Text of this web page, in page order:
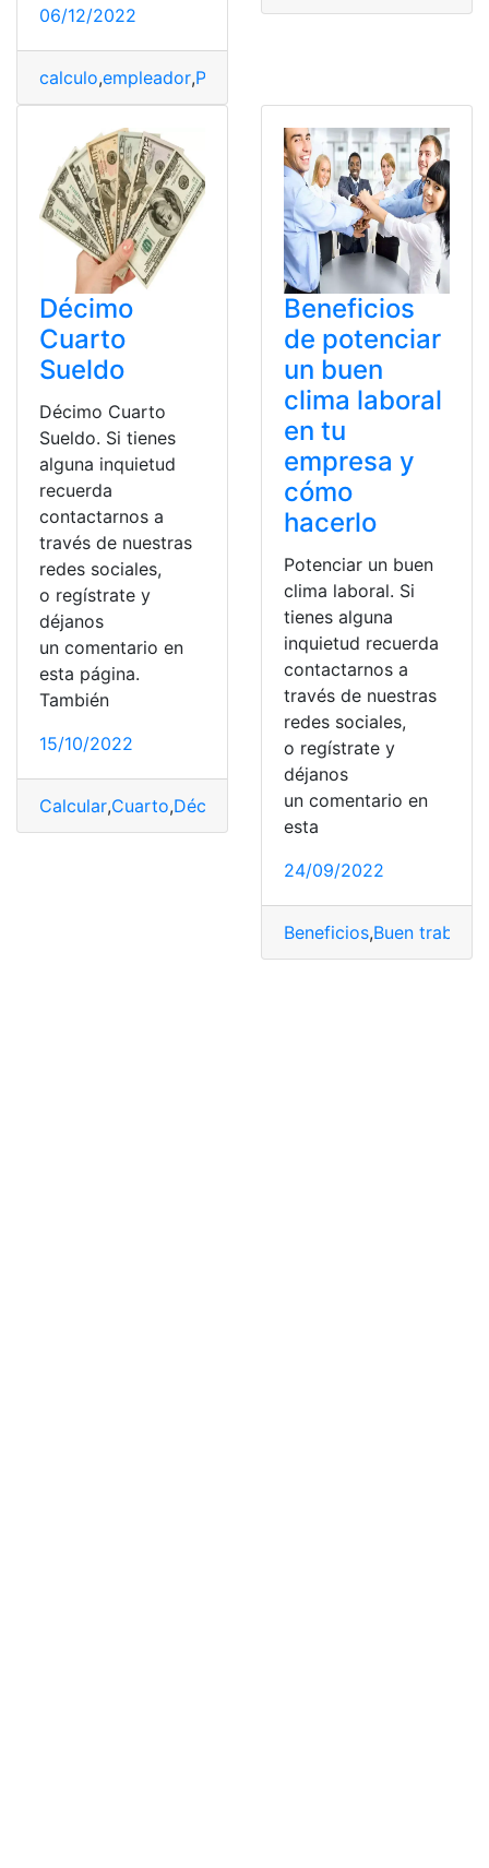
06/12/2022
calculo,empleador,Pagar
Décimo
Cuarto
Sueldo
Décimo Cuarto
Sueldo. Si tienes
alguna inquietud
recuerda
contactarnos a
través de nuestras
redes sociales,
o regístrate y
déjanos
un comentario en
esta página.
También
15/10/2022
Calcular,Cuarto,Décimo Ecuador,sueldo
Beneficios
de potenciar
un buen
clima laboral
en tu
empresa y
cómo
hacerlo
Potenciar un buen
clima laboral. Si
tienes alguna
inquietud recuerda
contactarnos a
través de nuestras
redes sociales,
o regístrate y
déjanos
un comentario en
esta
24/09/2022
Beneficios,Buen